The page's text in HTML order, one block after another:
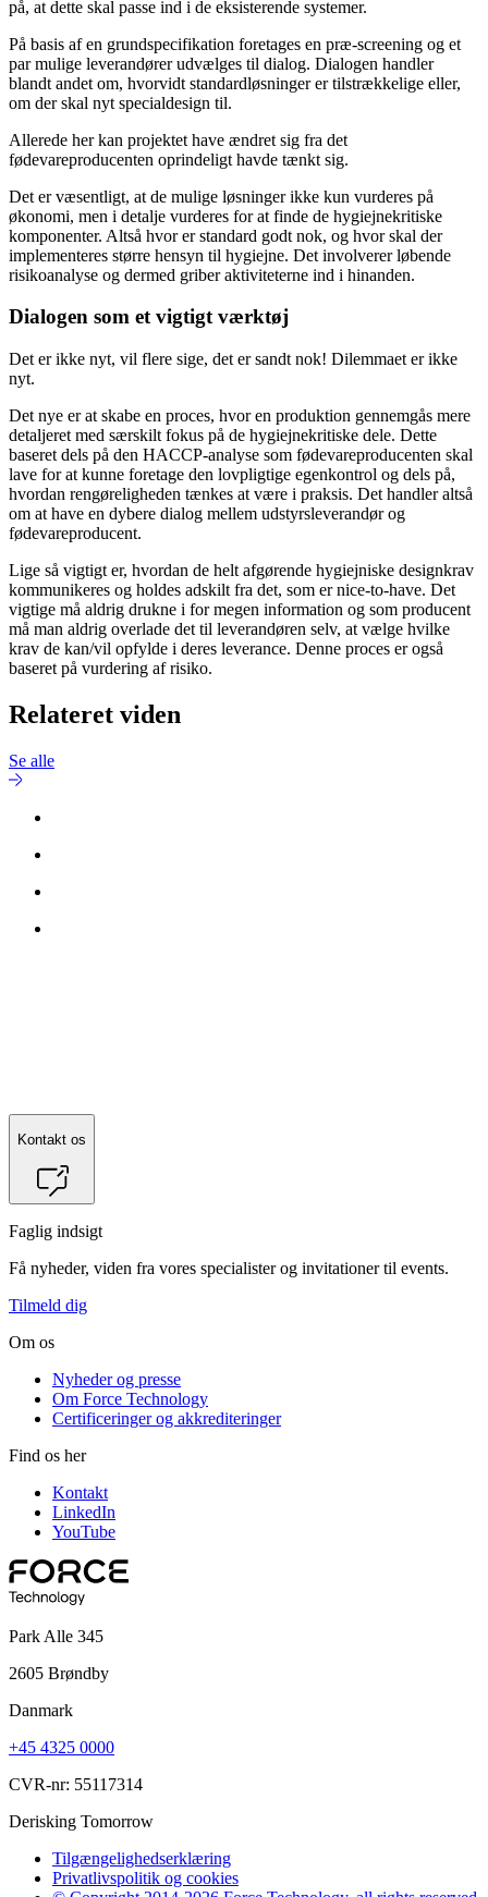
på, at dette skal passe ind i de eksisterende systemer.
På basis af en grundspecifikation foretages en præ-screening og et
par mulige leverandører udvælges til dialog. Dialogen handler
blandt andet om, hvorvidt standardløsninger er tilstrækkelige eller,
om der skal nyt specialdesign til.
Allerede her kan projektet have ændret sig fra det
fødevareproducenten oprindeligt havde tænkt sig.
Det er væsentligt, at de mulige løsninger ikke kun vurderes på
økonomi, men i detalje vurderes for at finde de hygiejnekritiske
komponenter. Altså hvor er standard godt nok, og hvor skal der
implementeres større hensyn til hygiejne. Det involverer løbende
risikoanalyse og dermed griber aktiviteterne ind i hinanden.
Dialogen som et vigtigt værktøj
Det er ikke nyt, vil flere sige, det er sandt nok! Dilemmaet er ikke
nyt.
Det nye er at skabe en proces, hvor en produktion gennemgås mere
detaljeret med særskilt fokus på de hygiejnekritiske dele. Dette
baseret dels på den HACCP-analyse som fødevareproducenten skal
lave for at kunne foretage den lovpligtige egenkontrol og dels på,
hvordan rengøreligheden tænkes at være i praksis. Det handler altså
om at have en dybere dialog mellem udstyrsleverandør og
fødevareproducent.
Lige så vigtigt er, hvordan de helt afgørende hygiejniske designkrav
kommunikeres og holdes adskilt fra det, som er nice-to-have. Det
vigtige må aldrig drukne i for megen information og som producent
må man aldrig overlade det til leverandøren selv, at vælge hvilke
krav de kan/vil opfylde i deres leverance. Denne proces er også
baseret på vurdering af risiko.
Relateret viden
Se alle
Kontakt os
Faglig indsigt
Få nyheder, viden fra vores specialister og invitationer til events.
Tilmeld dig
Om os
Nyheder og presse
Om Force Technology
Certificeringer og akkrediteringer
Find os her
Kontakt
LinkedIn
YouTube
Park Alle 345
2605 Brøndby
Danmark
+45 4325 0000
CVR-nr: 55117314
Derisking Tomorrow
Tilgængelighedserklæring
Privatlivspolitik og cookies